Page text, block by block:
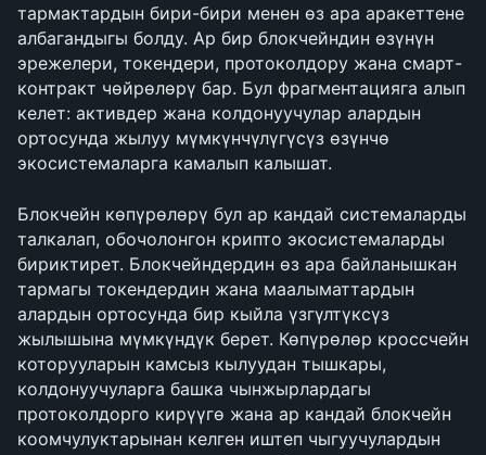
тармактардын бири-бири менен өз ара аракеттене
албагандыгы болду. Ар бир блокчейндин өзүнүн
эрежелери, токендери, протоколдору жана смарт-
контракт чөйрөлөрү бар. Бул фрагментацияга алып
келет: активдер жана колдонуучулар алардын
ортосунда жылуу мүмкүнчүлүгүсүз өзүнчө
экосистемаларга камалып калышат.
Блокчейн көпүрөлөрү бул ар кандай системаларды
талкалап, обочолонгон крипто экосистемаларды
бириктирет. Блокчейндердин өз ара байланышкан
тармагы токендердин жана маалыматтардын
алардын ортосунда бир кыйла үзгүлтүксүз
жылышына мүмкүндүк берет. Көпүрөлөр кроссчейн
которууларын камсыз кылуудан тышкары,
колдонуучуларга башка чынжырлардагы
протоколдорго кирүүгө жана ар кандай блокчейн
коомчулуктарынан келген иштеп чыгуучулардын